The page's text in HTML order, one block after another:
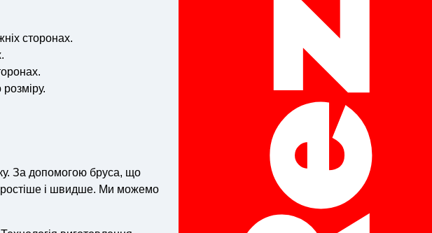
сторонах.
За допомогою бруса, що
і швидше. Ми можемо